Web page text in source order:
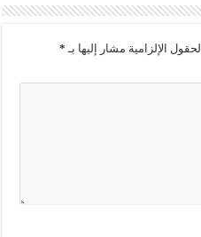
الحقول الإلزامية مشار إليها بـ *